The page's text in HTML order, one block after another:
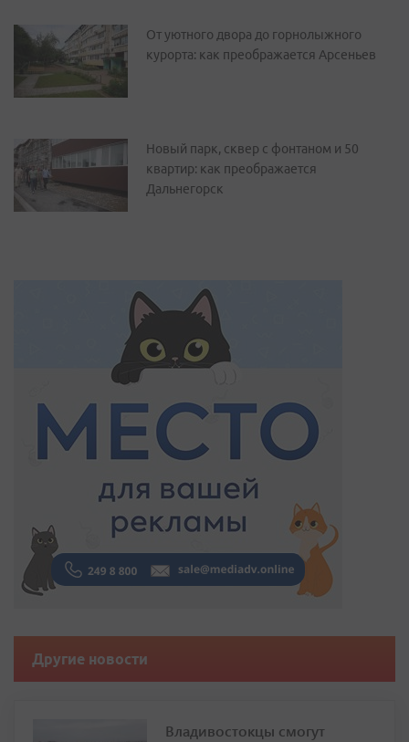
От уютного двора до горнолыжного
курорта: как преображается Арсеньев
Новый парк, сквер с фонтаном и 50
квартир: как преображается
Дальнегорск
Другие новости
Владивостокцы смогут